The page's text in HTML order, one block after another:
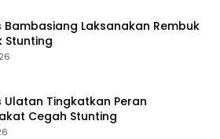
Bambasiang Laksanakan Rembuk
Stunting
Ulatan Tingkatkan Peran
Cegah Stunting